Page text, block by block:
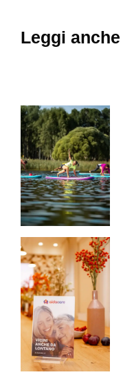
Leggi anche